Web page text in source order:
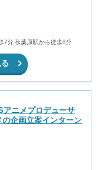
7分 秋葉原駅から徒歩8分
アニメプロデューサ
の企画立案インターン